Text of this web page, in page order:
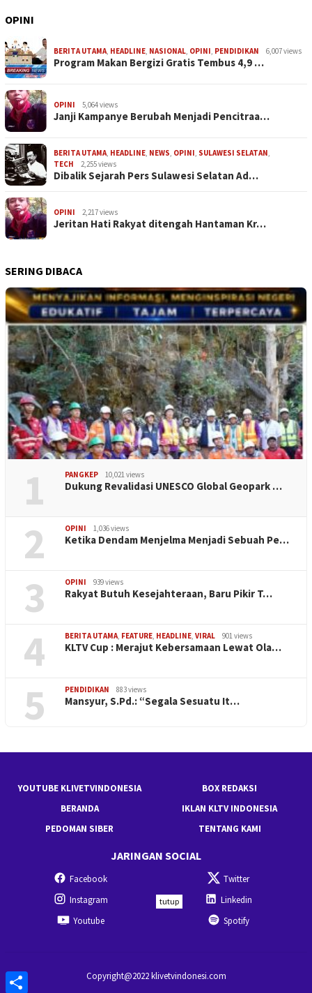
OPINI
BERITA UTAMA, HEADLINE, NASIONAL, OPINI, PENDIDIKAN 6,007 views
Program Makan Bergizi Gratis Tembus 4,9 …
OPINI 5,064 views
Janji Kampanye Berubah Menjadi Pencitraa…
BERITA UTAMA, HEADLINE, NEWS, OPINI, SULAWESI SELATAN,
TECH
2,255 views
Dibalik Sejarah Pers Sulawesi Selatan Ad…
OPINI 2,217 views
Jeritan Hati Rakyat ditengah Hantaman Kr…
SERING DIBACA
1 PANGKEP 10,021 views
Dukung Revalidasi UNESCO Global Geopark …
2 OPINI 1,036 views
Ketika Dendam Menjelma Menjadi Sebuah Pe…
3 OPINI 939 views
Rakyat Butuh Kesejahteraan, Baru Pikir T…
4 BERITA UTAMA, FEATURE, HEADLINE, VIRAL 901 views
KLTV Cup : Merajut Kebersamaan Lewat Ola…
5 PENDIDIKAN 883 views
Mansyur, S.Pd.: “Segala Sesuatu It…
YOUTUBE KLIVETVINDONESIA
BOX REDAKSI
BERANDA
IKLAN KLTV INDONESIA
PEDOMAN SIBER
TENTANG KAMI
JARINGAN SOCIAL
Facebook
Twitter
Instagram
Linkedin
Youtube
Spotify
Copyright@2022 klivetvindonesi.com
tutup